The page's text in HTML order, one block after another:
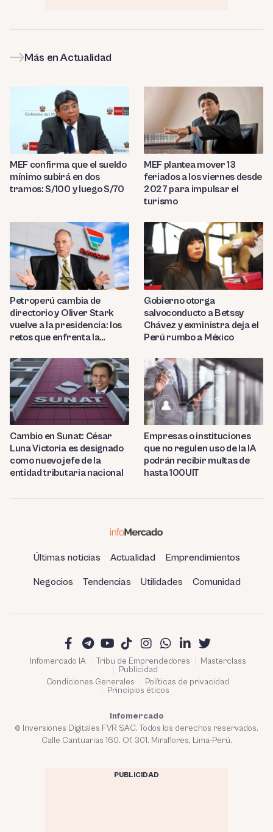
Más en Actualidad
MEF confirma que el sueldo
mínimo subirá en dos
tramos: S/100 y luego S/70
MEF plantea mover 13
feriados a los viernes desde
2027 para impulsar el
turismo
Petroperú cambia de
directorio y Oliver Stark
vuelve a la presidencia: los
retos que enfrenta la
Gobierno otorga
salvoconducto a Betssy
Chávez y exministra deja el
Perú rumbo a México
Cambio en Sunat: César
Luna Victoria es designado
como nuevo jefe de la
entidad tributaria nacional
Empresas o instituciones
que no regulen uso de la IA
podrán recibir multas de
hasta 100UIT
Últimas noticias Actualidad Emprendimientos
Negocios Tendencias Utilidades Comunidad
Infomercado IA Tribu de Emprendedores
Masterclass
Publicidad
Condiciones Generales
Políticas de privacidad
Principios éticos
Infomercado
© Inversiones Digitales FVR SAC. Todos los derechos reservados.
Calle Cantuarias 160. Of. 301. Miraflores, Lima-Perú.
PUBLICIDAD